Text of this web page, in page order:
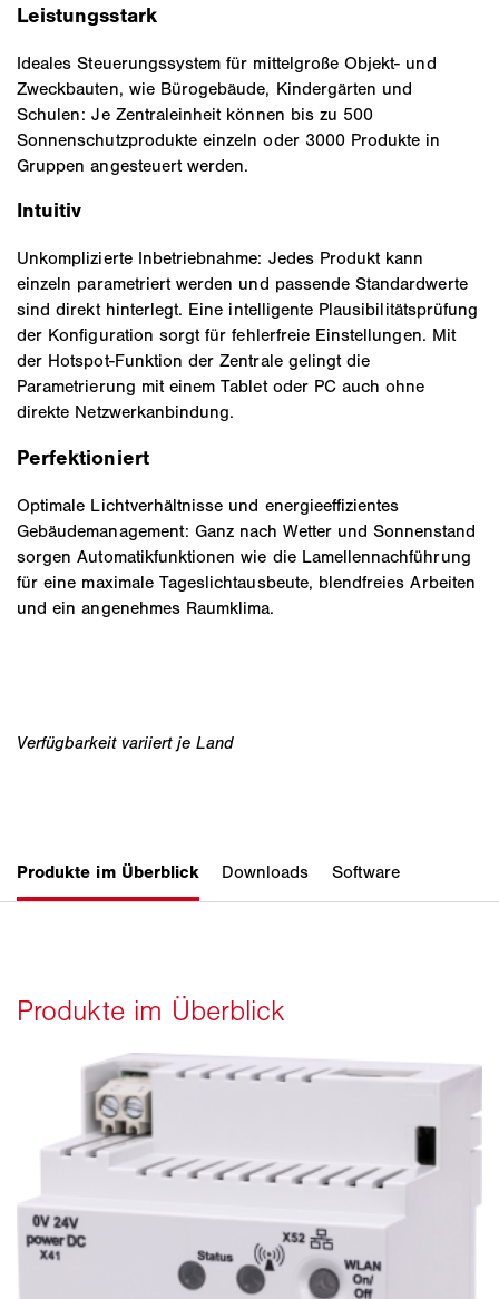
Leistungsstark
Ideales Steuerungssystem für mittelgroße Objekt- und
Zweckbauten, wie Bürogebäude, Kindergärten und
Schulen: Je Zentraleinheit können bis zu 500
Sonnenschutzprodukte einzeln oder 3000 Produkte in
Gruppen angesteuert werden.
Intuitiv
Unkomplizierte Inbetriebnahme: Jedes Produkt kann
einzeln parametriert werden und passende Standardwerte
sind direkt hinterlegt. Eine intelligente Plausibilitätsprüfung
der Konfiguration sorgt für fehlerfreie Einstellungen. Mit
der Hotspot-Funktion der Zentrale gelingt die
Parametrierung mit einem Tablet oder PC auch ohne
direkte Netzwerkanbindung.
Perfektioniert
Optimale Lichtverhältnisse und energieeffizientes
Gebäudemanagement: Ganz nach Wetter und Sonnenstand
sorgen Automatikfunktionen wie die Lamellennachführung
für eine maximale Tageslichtausbeute, blendfreies Arbeiten
und ein angenehmes Raumklima.